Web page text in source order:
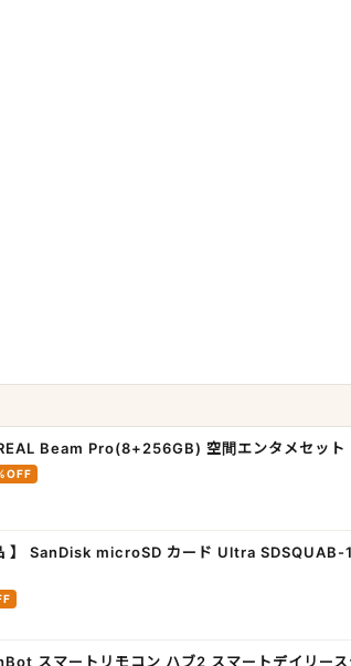
Beam Pro(8+256GB) 空間エンタメセット
】 SanDisk microSD カード Ultra
スマートリモコン ハブ2 スマートデイリー